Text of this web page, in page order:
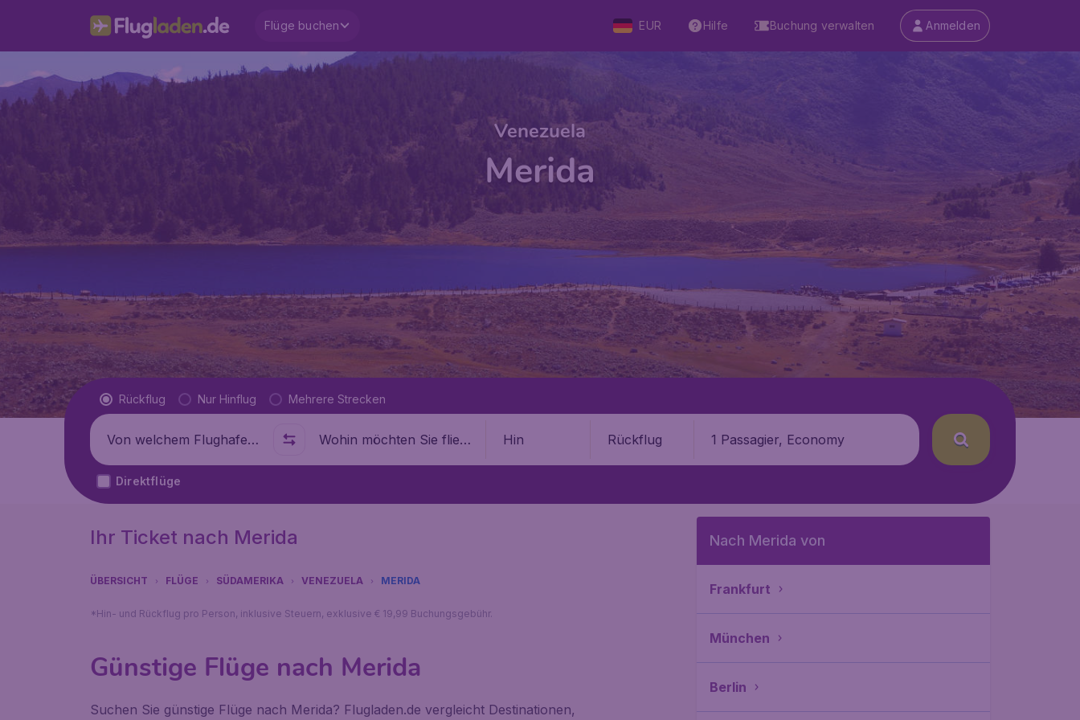
Flüge buchen EUR Hilfe Buchung verwalten Anmelden
Venezuela
Merida
Flugtyp
Rückflug Nur Hinflug Mehrere Strecken
Abflug von Wohin Hin Rückflug 1 Passagier, Economy
Direktflüge
Ihr Ticket nach Merida
ÜBERSICHT FLÜGE SÜDAMERIKA VENEZUELA MERIDA
*Hin- und Rückflug pro Person, inklusive Steuern, exklusive € 19,99 Buchungsgebühr.
Günstige Flüge nach Merida
Suchen Sie günstige Flüge nach Merida? Flugladen.de vergleicht Destinationen,
Nach Merida von
Frankfurt
München
Berlin